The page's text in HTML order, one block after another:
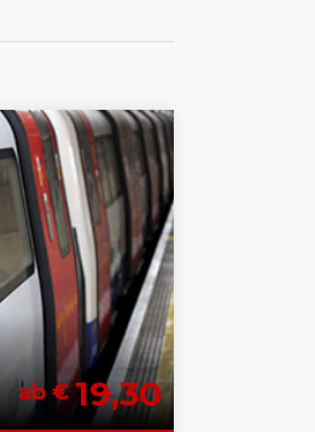
ab €19,30